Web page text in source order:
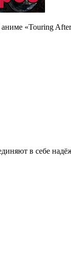
«Touring
в себе